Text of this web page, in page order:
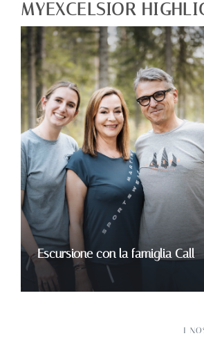
MYEXCELSIOR
Escursione con la famiglia Call
I